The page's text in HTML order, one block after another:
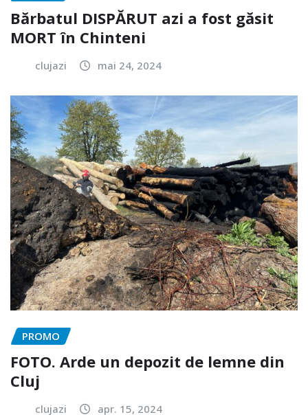
Bărbatul DISPĂRUT azi a fost găsit
MORT în Chinteni
clujazi mai 24, 2024
PROMO
FOTO. Arde un depozit de lemne din
Cluj
clujazi apr. 15, 2024